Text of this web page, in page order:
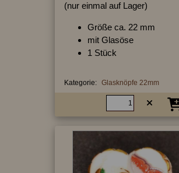
(nur einmal auf Lager)
Größe ca. 22 mm
mit Glasöse
1 Stück
Kategorie: Glasknöpfe 22mm